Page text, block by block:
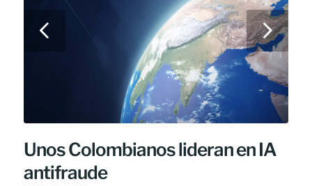
Unos Colombianos lideran en IA
antifraude
Next